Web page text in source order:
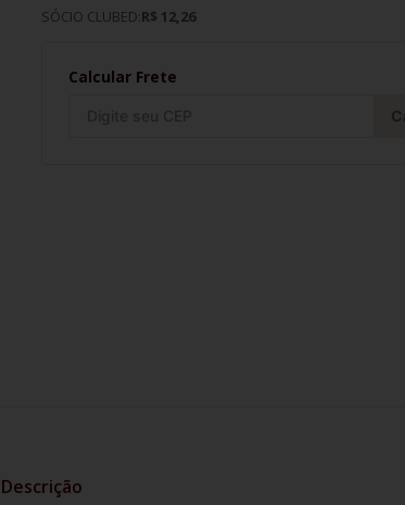
SÓCIO CLUBED:R$ 12,26
Calcular Frete